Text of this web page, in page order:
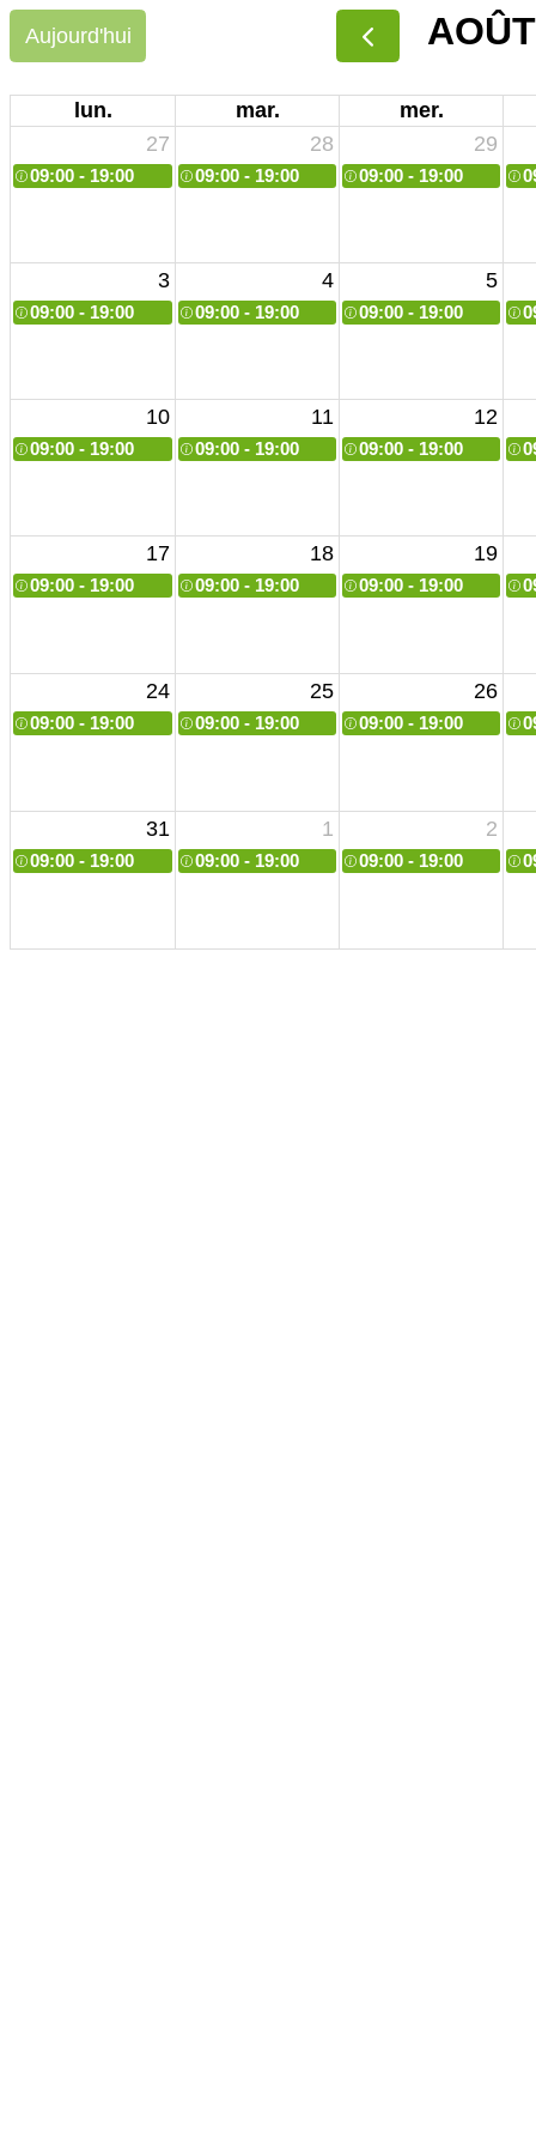
Aujourd'hui
lun. mar.
mer.
27
09:00 - 19:00
28
09:00 - 19:00
29
09:00 - 19:00
3
09:00 - 19:00
4
09:00 - 19:00
5
09:00 - 19:00
10
09:00 - 19:00
11
09:00 - 19:00
12
09:00 - 19:00
17
09:00 - 19:00
18
09:00 - 19:00
19
09:00 - 19:00
24
09:00 - 19:00
25
09:00 - 19:00
26
09:00 - 19:00
31
09:00 - 19:00
1
09:00 - 19:00
2
09:00 - 19:00